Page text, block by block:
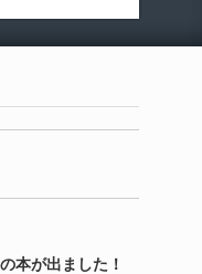
イブラリ
上で無料公開さ
本が出ました！